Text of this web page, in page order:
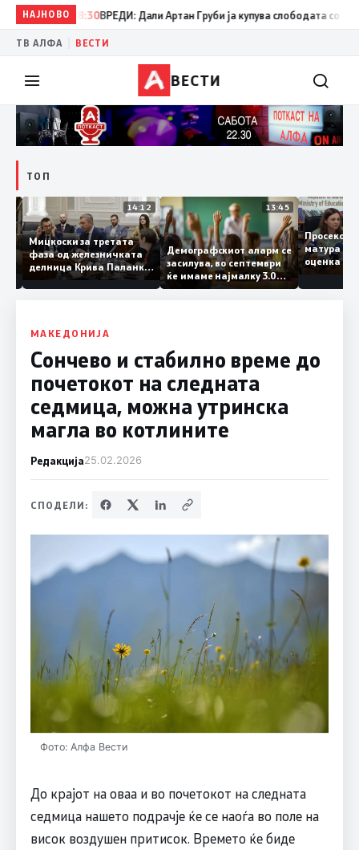
НАЈНОВО
08:30 ВРЕДИ: Дали Артан Груби ја купува слободата со
ТВ АЛФА ВЕСТИ
ВЕСТИ
ТОП
15:20
Во
14:12
Мицкоски за третата
фаза од железничката
делница Крива Паланка
– Деве Баир: Проектот
нема да заврши на
целина
13:45
Демографскиот аларм се
засилува, во септември
ќе имаме најмалку 3.000
првачиња помалку
матура
оценка
МАКЕДОНИЈА
Сончево и стабилно време до
почетокот на следната
седмица, можна утринска
магла во котлините
Редакција25.02.2026
СПОДЕЛИ:
Фото: Алфа Вести
До крајот на оваа и во почетокот на следната
седмица нашето подрачје ќе се наоѓа во поле на
висок воздушен притисок. Времето ќе биде